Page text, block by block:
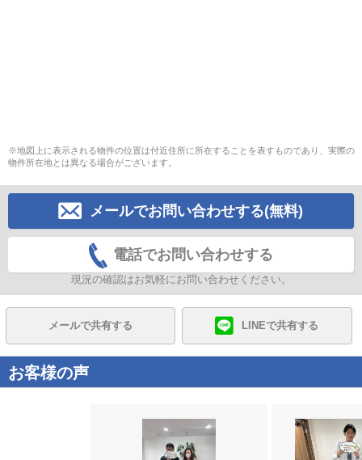
※地図上に表示される物件の位置は付近住所に所在することを表すものであり、実際の
物件所在地とは異なる場合がございます。
メールでお問い合わせする(無料)
電話でお問い合わせする
現況の確認はお気軽にお問い合わせください。
メールで共有する LINEで共有する
お客様の声